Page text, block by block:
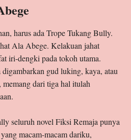
harus ada Trope Tukang Bully.
Ala Abege. Kelakuan jahat
iri-dengki pada tokoh utama.
gud luking, kaya, atau
memang dari tiga hal itulah
seluruh novel Fiksi Remaja punya
macam-macam dariku,